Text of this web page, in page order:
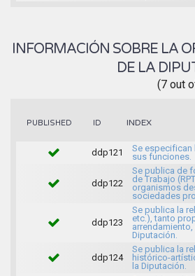
INFORMACIÓN SOBRE LA
DE LA
(7 out
PUBLISHED ID INDEX
ddp121
Se especifican
sus funciones.
ddp122
Se publica de
de Trabajo
organismos
sociedades
ddp123
Se publica la
etc.), tanto
Diputación.
ddp124
Se publica la
histórico-
la Diputación.